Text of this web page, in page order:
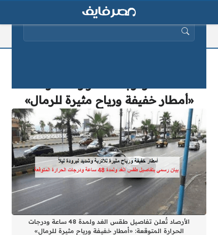
«أمطار خفيفة ورياح مثيرة للرمال»
الأرصاد تٌعلن تفاصيل طقس الغد ولمدة 48 ساعة ودرجات
الحرارة المتوقعة: «أمطار خفيفة ورياح مثيرة للرمال»
البحث عن: